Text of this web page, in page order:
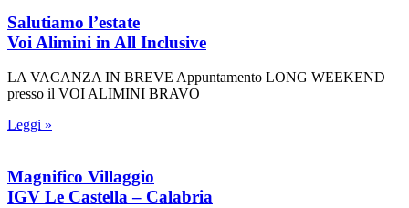
Salutiamo l’estate
Voi Alimini in All Inclusive
LA VACANZA IN BREVE Appuntamento LONG WEEKEND
presso il VOI ALIMINI BRAVO
Leggi »
Magnifico Villaggio
IGV Le Castella – Calabria